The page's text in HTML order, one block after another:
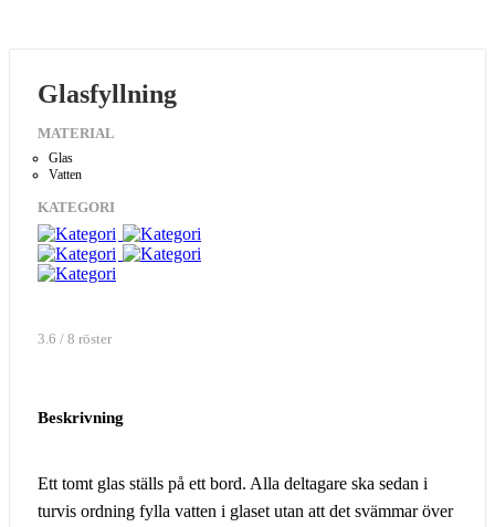
Glasfyllning
MATERIAL
Glas
Vatten
KATEGORI
3.6 / 8 röster
Beskrivning
Ett tomt glas ställs på ett bord. Alla deltagare ska sedan i
turvis ordning fylla vatten i glaset utan att det svämmar över